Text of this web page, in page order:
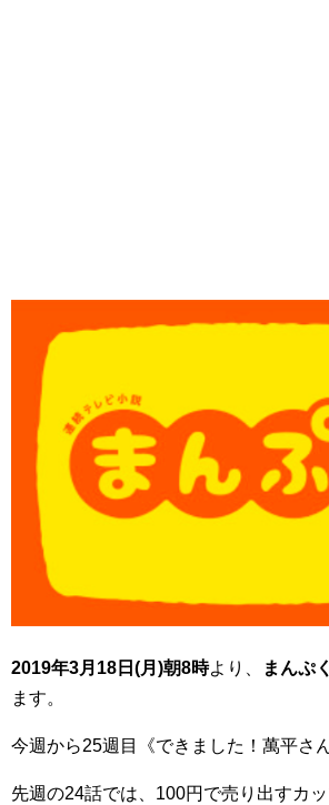
2019年3月18日(月 )朝8時より、 まんぷ
ます。
今週から25週目《できました！萬平さ
先週の24話では、100円で売り出すカ